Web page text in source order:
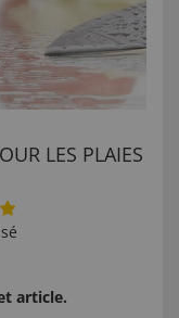
LES PLAIES
article.